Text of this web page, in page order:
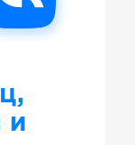
и